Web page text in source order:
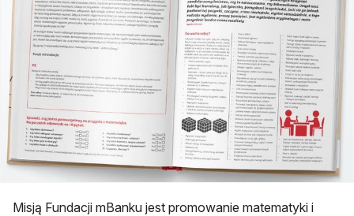
Misją Fundacji mBanku jest promowanie matematyki i